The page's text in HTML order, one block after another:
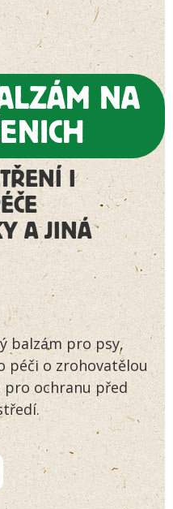
NA
I
A JINÁ
balzám pro psy,
péči o zrohovatělou
pro ochranu před